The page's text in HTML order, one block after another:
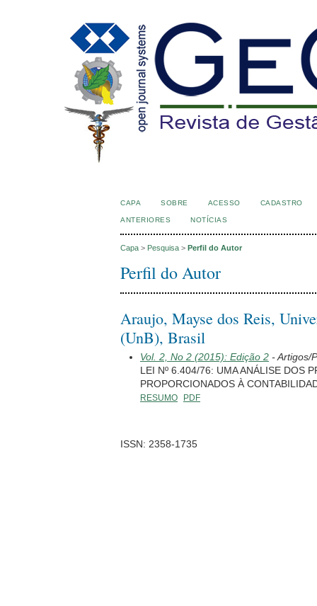
CAPA SOBRE ACESSO CADASTRO
ANTERIORES NOTÍCIAS
Capa > Pesquisa > Perfil do Autor
Perfil do Autor
Araujo, Mayse dos Reis,
(UnB), Brasil
Vol. 2, No 2 (2015): Edição 2 - Artigos/
LEI Nº 6.404/76: UMA ANÁLISE DOS
PROPORCIONADOS À
RESUMO PDF
ISSN: 2358-1735